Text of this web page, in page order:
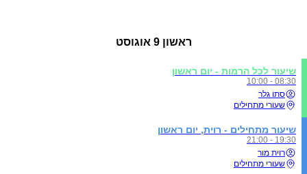
ראשון 9 אוגוסט
שיעור לכל הרמות - יום ראשון
08:30 - 10:00
סתו גלר
שעורי מתחילים
שיעור מתחילים - רוית, יום ראשון
19:30 - 21:00
רוית מור
שעורי מתחילים